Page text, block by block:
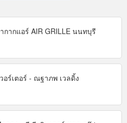
กากแอร์ AIR GRILLE นนทบุรี
อร์เตอร์ - ณฐาภพ เวลดิ้ง